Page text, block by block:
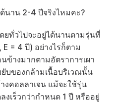
ด้นาน 2-4 ปีจริงไหมคะ?
ยทั่วไปจะอยู่ได้นานตามรุ่นที่
E = 4 ปี) อย่างไรก็ตาม
ข้างมากตามอัตราการเผา
บของกล้ามเนื้อบริเวณนั้น
งคอลลาเจน แม้จะใช้รุ่น
งเร็วกว่ากำหนด 1 ปี หรืออยู่